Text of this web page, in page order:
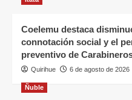
Coelemu destaca
connotación social y el
preventivo de
Quirihue 6 de agosto de 2026
Ñuble